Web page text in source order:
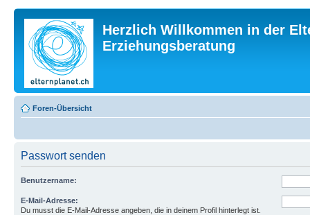
Herzlich Willkommen in der
Erziehungsberatung
Foren-Übersicht
Passwort senden
Benutzername:
E-Mail-Adresse:
Du musst die E-Mail-Adresse angeben, die in deinem Profil hinterlegt ist.